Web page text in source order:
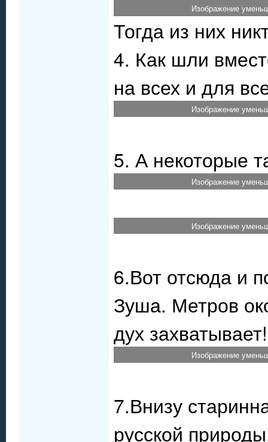
Изображение
Тогда из них
4. Как шли
на всех и для
Изображение
5. А некоторые
Изображение
Изображение
6.Вот отсюда и
Зуша. Метров
дух захватывает!
Изображение
7.Внизу
русской